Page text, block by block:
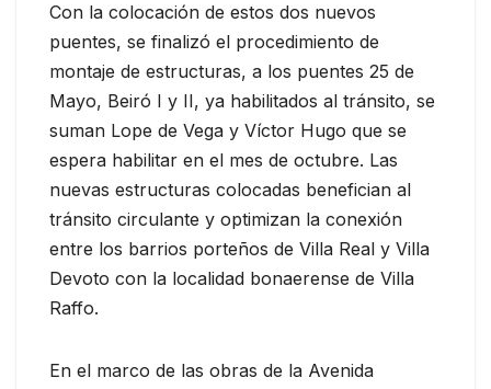
Con la colocación de estos dos nuevos
puentes, se finalizó el procedimiento de
montaje de estructuras, a los puentes 25 de
Mayo, Beiró I y II, ya habilitados al tránsito, se
suman Lope de Vega y Víctor Hugo que se
espera habilitar en el mes de octubre. Las
nuevas estructuras colocadas benefician al
tránsito circulante y optimizan la conexión
entre los barrios porteños de Villa Real y Villa
Devoto con la localidad bonaerense de Villa
Raffo.
En el marco de las obras de la Avenida